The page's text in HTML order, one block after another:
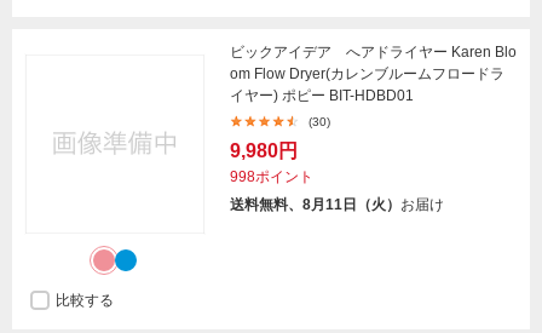
ビックアイデア へアドライヤー Karen Blo
om Flow Dryer(カレンブルームフロードラ
イヤー) ポピー BIT-HDBD01
(30)
9,980円
998ポイント
送料無料、8月11日（火） お届け
比較する